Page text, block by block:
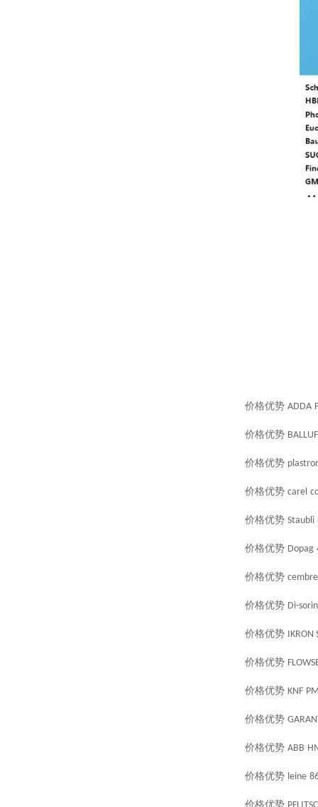
价格优势 ADDA
价格优势
价格优势
价格优势 carel
价格优势 Staubli
价格优势 Dopag
价格优势 cembre
价格优势 Di-sorin
价格优势 IKRON
价格优势
价格优势 KNF
价格优势
价格优势 ABB
价格优势 leine
价格优势